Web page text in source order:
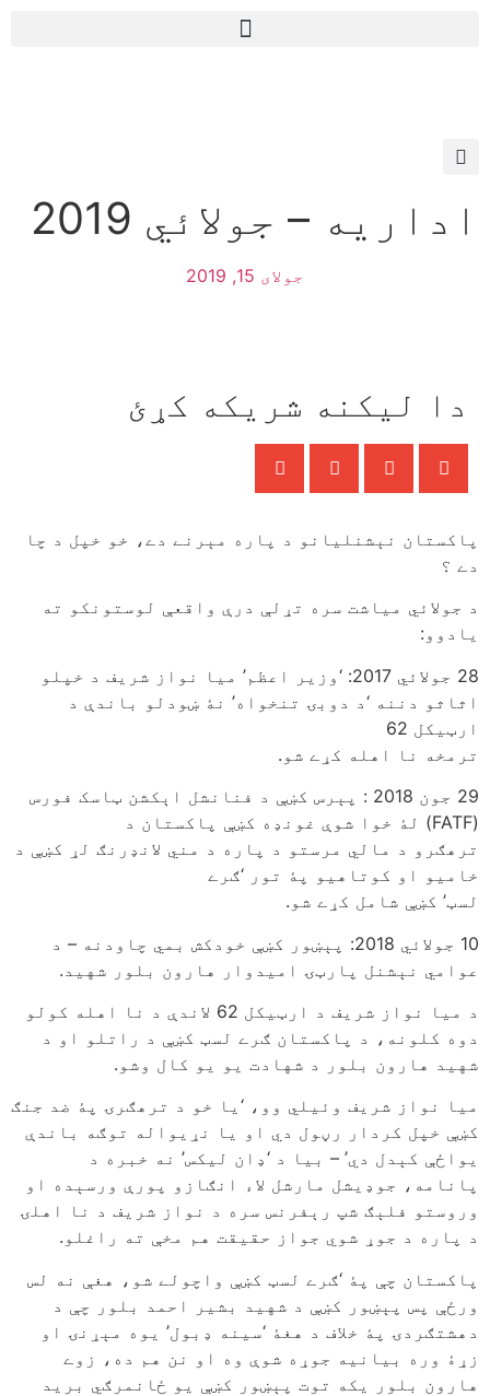
اداريه – جولائي 2019
جولای 15, 2019
دا ليکنه شريکه کړئ
پاکستان نېشنلیانو د پاره مېرنے دے، خو خپل د چا
دے ؟
د جولائي میاشت سره تړلې درې واقعې لوستونکو ته
یادوو:
28 جولائي 2017: ‘وزیر اعظم’ میا نواز شریف د خپلو
اثاثو دننه ‘د دوبۍ تنخواه’ نۀ ښودلو باندې د
ارټیکل 62
ترمخه نا اهله کړے شو.
29 جون 2018 : پېرس کښې د فنانشل اېکشن ټاسک فورس
(FATF) لۀ خوا شوې غونډه کښې پاکستان د
ترهګرو د مالي مرستو د پاره د مني لانډرنګ لړ کښې د
خامیو او کوتاهیو پۀ تور ‘ګرے
لسټ’ کښې شامل کړے شو.
10 جولائي 2018: پېښور کښې خودکش بمي چاودنه – د
عوامي نېشنل پارټۍ امیدوار هارون بلور شهید.
د میا نواز شریف د ارټیکل 62 لاندې د نا اهله کولو
دوه کلونه، د پاکستان ګرے لسټ کښې د راتلو او د
شهید هارون بلور د شهادت یو یو کال وشو.
میا نواز شریف وئیلي وو، ‘یا خو د ترهګرۍ پۀ ضد جنګ
کښې خپل کردار رڼول دي او یا نړیواله توګه باندې
یواځې کېدل دي’ – بیا د ‘ډان لیکس’ نه خبره د
پانامه، جوډیشل مارشل لاء انګازو پورې ورسېده او
وروستو فلېګ شپ رېفرنس سره د نواز شریف د نا اهلۍ
د پاره د جوړ شوي جواز حقیقت هم مخې ته راغلو.
پاکستان چې پۀ ‘ګرے لسټ کښې واچولے شو، هغې نه لس
ورځې پس پېښور کښې د شهید بشیر احمد بلور چې د
دهشتګردۍ پۀ خلاف د هغۀ ‘سینه ډبول’ یوه مېړنۍ او
زړۀ وره بیانیه جوړه شوې وه او نن هم ده، زوے
هارون بلور یکه توت پېښور کښې یو ځانمرګي برید